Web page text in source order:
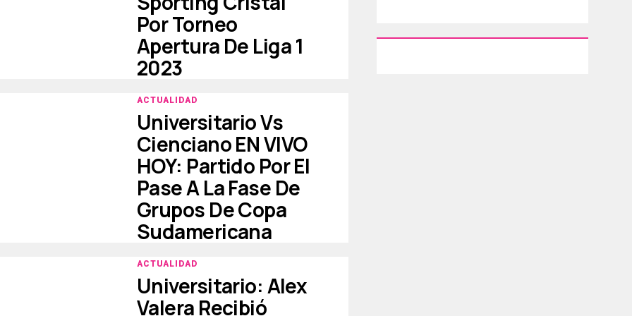
Por Torneo
Apertura De Liga 1
2023
ACTUALIDAD
Universitario Vs
Cienciano EN VIVO
HOY: Partido Por El
Pase A La Fase De
Grupos De Copa
Sudamericana
ACTUALIDAD
Universitario: Alex
Valera Recibió